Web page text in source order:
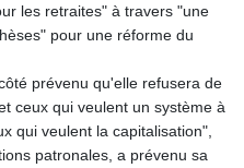
les retraites" à travers "une
pour une réforme du
prévenu qu'elle refusera de
ceux qui veulent un système à
qui veulent la capitalisation",
patronales, a prévenu sa